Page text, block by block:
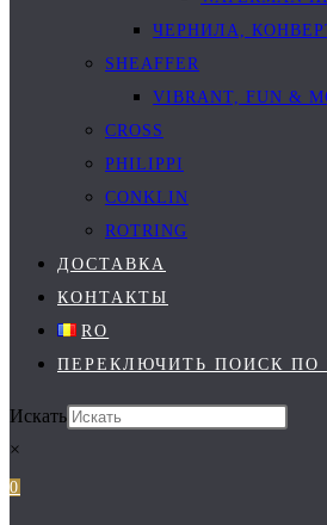
ЧЕРНИЛА,
SHEAFFER
VIBRANT, FUN &
CROSS
PHILIPPI
CONKLIN
ROTRING
ДОСТАВКА
КОНТАКТЫ
RO
ПЕРЕКЛЮЧИТЬ ПОИСК ПО
Искать
×
0